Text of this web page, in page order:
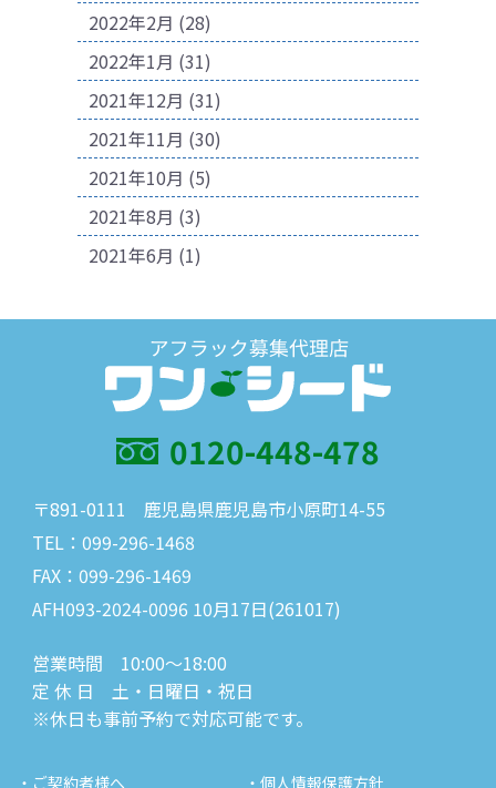
2022年2月 (28)
2022年1月 (31)
2021年12月 (31)
2021年11月 (30)
2021年10月 (5)
2021年8月 (3)
2021年6月 (1)
0120-448-478
〒891-0111 鹿児島県鹿児島市小原町14-55
TEL：099-296-1468
FAX：099-296-1469
AFH093-2024-0096 10月17日(261017)
営業時間 10:00～18:00
定 休 日 土・日曜日・祝日
※休日も事前予約で対応可能です。
・ご契約者様へ ・個人情報保護方針